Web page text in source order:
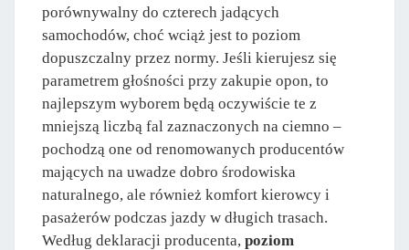
porównywalny do czterech jadących
samochodów, choć wciąż jest to poziom
dopuszczalny przez normy. Jeśli kierujesz się
parametrem głośności przy zakupie opon, to
najlepszym wyborem będą oczywiście te z
mniejszą liczbą fal zaznaczonych na ciemno –
pochodzą one od renomowanych producentów
mających na uwadze dobro środowiska
naturalnego, ale również komfort kierowcy i
pasażerów podczas jazdy w długich trasach.
Według deklaracji producenta, poziom